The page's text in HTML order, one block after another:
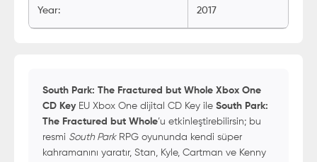
Year: 2017
South Park: The Fractured but Whole Xbox One
CD KeyEU Xbox One dijital CD Key ile South Park:
The Fractured but Whole’u etkinleştirebilirsin; bu
resmi South ParkRPG oyununda kendi süper
kahramanını yaratır, Stan, Kyle, Cartman ve Kenny